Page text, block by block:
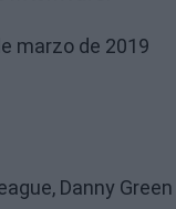
marzo de 2019
Danny Green